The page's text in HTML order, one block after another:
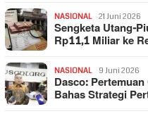
NASIONAL 21 Juni 2026
Sengketa Utang-
Rp11,1 Miliar ke
NASIONAL 9 Juni 2026
Dasco:
Bahas Strategi